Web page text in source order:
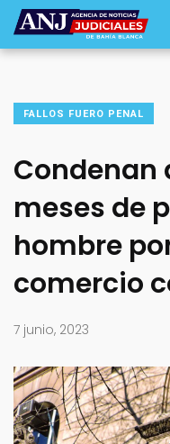
FALLOS FUERO PENAL
Condenan
meses de
hombre
comercio
7 junio, 2023